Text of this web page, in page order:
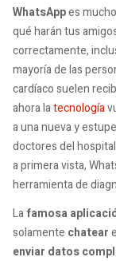
WhatsAppes
qué harán tus
correctamente,
mayoría de las
cardíaco suelen
ahora latecnología
a una nueva y
doctores del
a primera vista,
herramienta de
Lafamosa
solamente chatear
enviar datos